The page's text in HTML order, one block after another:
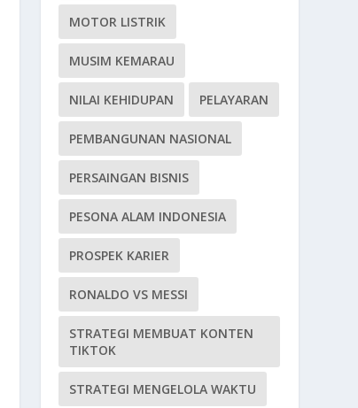
MOTOR LISTRIK
MUSIM KEMARAU
NILAI KEHIDUPAN PELAYARAN
PEMBANGUNAN NASIONAL
PERSAINGAN BISNIS
PESONA ALAM INDONESIA
PROSPEK KARIER
RONALDO VS MESSI
STRATEGI MEMBUAT KONTEN
TIKTOK
STRATEGI MENGELOLA WAKTU